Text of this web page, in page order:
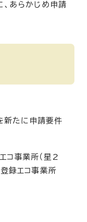
、あらかじめ申請
新たに申請要件
コ事業所（星2
登録エコ事業所